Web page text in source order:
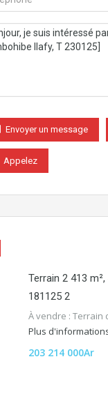
Envoyer un message
Appelez
Terrain 2 413
181125 2
À vendre : Terrain
Plus
203 214 000Ar